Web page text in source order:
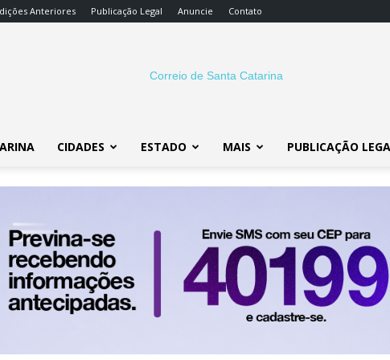
Anteriores Publicação Legal Anuncie Contato
SC
CIDADES ESTADO MAIS PUBLICAÇÃO